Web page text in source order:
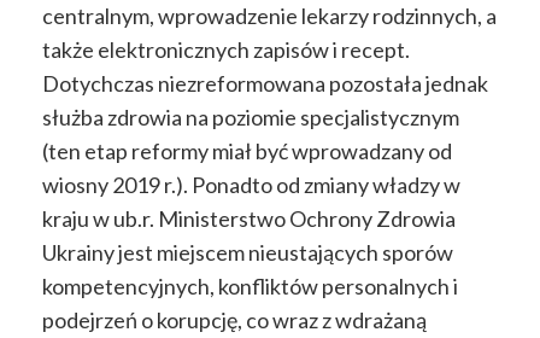
centralnym, wprowadzenie lekarzy rodzinnych, a
także elektronicznych zapisów i recept.
Dotychczas niezreformowana pozostała jednak
służba zdrowia na poziomie specjalistycznym
(ten etap reformy miał być wprowadzany od
wiosny 2019 r.). Ponadto od zmiany władzy w
kraju w ub.r. Ministerstwo Ochrony Zdrowia
Ukrainy jest miejscem nieustających sporów
kompetencyjnych, konfliktów personalnych i
podejrzeń o korupcję, co wraz z wdrażaną